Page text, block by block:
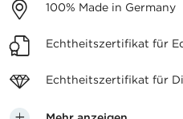
100% Made in Germany
Echtheitszertifikat für
Echtheitszertifikat für